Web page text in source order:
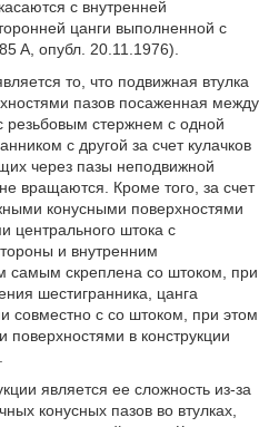
с внутренней
цанги выполненной с
A, опубл. 20.11.1976).
то, что подвижная втулка
пазов посаженная между
резьбовым стержнем с одной
с другой за счет кулачков
через пазы неподвижной
вращаются. Кроме того, за счет
конусными поверхностями
центрального штока с
и внутренним
самым скреплена со штоком, при
шестигранника, цанга
совместно с со штоком, при этом
в конструкции
является ее сложность из-за
конусных пазов во втулках,